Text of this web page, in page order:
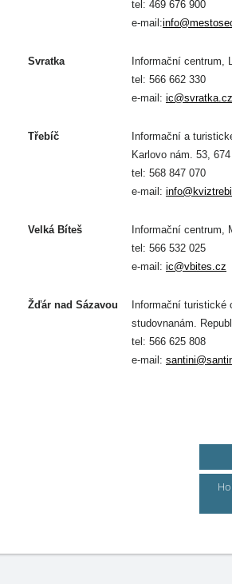
tel: 469 676 900
e-mail:
Svratka
Informační centrum,
tel: 566 662 330
e-mail: ic@svratka.cz
Třebíč
Informační a
Karlovo nám. 53,
tel: 568 847 070
e-mail:
Velká Bíteš
Informační centrum,
tel: 566 532 025
e-mail: ic@vbites.cz
Žďár nad Sázavou
Informační turistické
studovnanám.
tel: 566 625 808
e-mail: